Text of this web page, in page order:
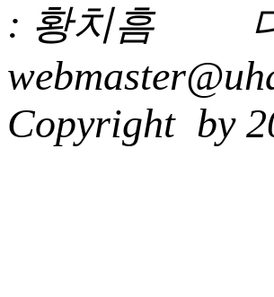
: 황치흠 대
Copyright by